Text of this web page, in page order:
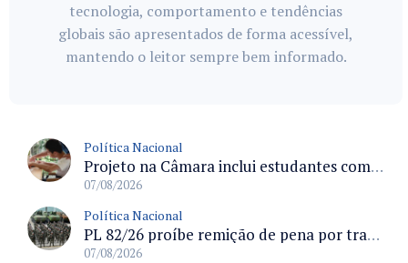
tecnologia, comportamento e tendências
globais são apresentados de forma acessível,
mantendo o leitor sempre bem informado.
Política Nacional
Projeto na Câmara inclui estudantes com deficiência no regime escolar especial da LDB e estabelece critérios para frequência
07/08/2026
Política Nacional
PL 82/26 proíbe remição de pena por trabalho em funções militares para condenados por crimes contra o Estado Democrático de Direito
07/08/2026